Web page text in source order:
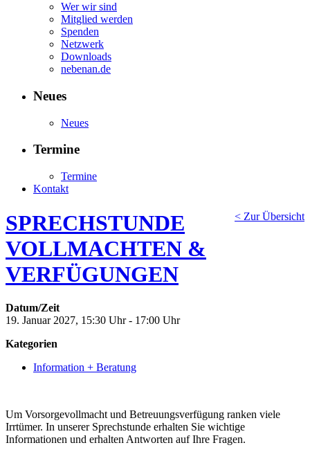
Wer wir sind
Mitglied werden
Spenden
Netzwerk
Downloads
nebenan.de
Neues
Neues
Termine
Termine
Kontakt
< Zur Übersicht
SPRECHSTUNDE
VOLLMACHTEN &
VERFÜGUNGEN
Datum/Zeit
19. Januar 2027, 15:30 Uhr - 17:00 Uhr
Kategorien
Information + Beratung
Um Vorsorgevollmacht und Betreuungsverfügung ranken viele
Irrtümer. In unserer Sprechstunde erhalten Sie wichtige
Informationen und erhalten Antworten auf Ihre Fragen.